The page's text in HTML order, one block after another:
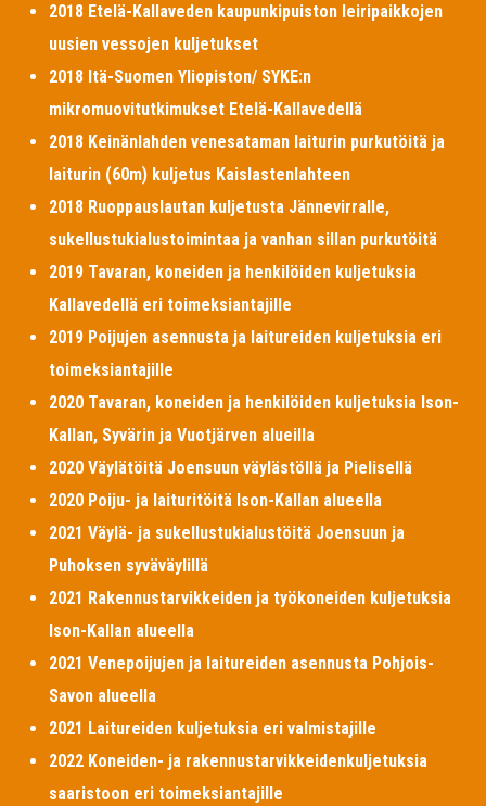
2018 Etelä-Kallaveden kaupunkipuiston leiripaikkojen
uusien vessojen kuljetukset
2018 Itä-Suomen Yliopiston/ SYKE:n
mikromuovitutkimukset Etelä-Kallavedellä
2018 Keinänlahden venesataman laiturin purkutöitä ja
laiturin (60m) kuljetus Kaislastenlahteen
2018 Ruoppauslautan kuljetusta Jännevirralle,
sukellustukialustoimintaa ja vanhan sillan purkutöitä
2019 Tavaran, koneiden ja henkilöiden kuljetuksia
Kallavedellä eri toimeksiantajille
2019 Poijujen asennusta ja laitureiden kuljetuksia eri
toimeksiantajille
2020 Tavaran, koneiden ja henkilöiden kuljetuksia Ison-
Kallan, Syvärin ja Vuotjärven alueilla
2020 Väylätöitä Joensuun väylästöllä ja Pielisellä
2020 Poiju- ja laituritöitä Ison-Kallan alueella
2021 Väylä- ja sukellustukialustöitä Joensuun ja
Puhoksen syväväylillä
2021 Rakennustarvikkeiden ja työkoneiden kuljetuksia
Ison-Kallan alueella
2021 Venepoijujen ja laitureiden asennusta Pohjois-
Savon alueella
2021 Laitureiden kuljetuksia eri valmistajille
2022 Koneiden- ja rakennustarvikkeidenkuljetuksia
saaristoon eri toimeksiantajille